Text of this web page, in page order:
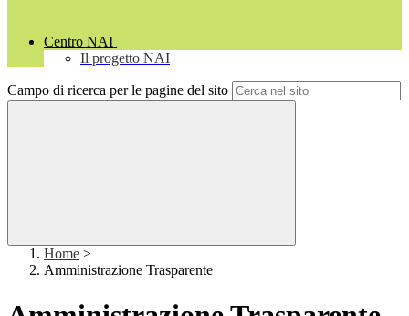
Centro NAI
Il progetto NAI
Campo di ricerca per le pagine del sito
Home >
Amministrazione Trasparente